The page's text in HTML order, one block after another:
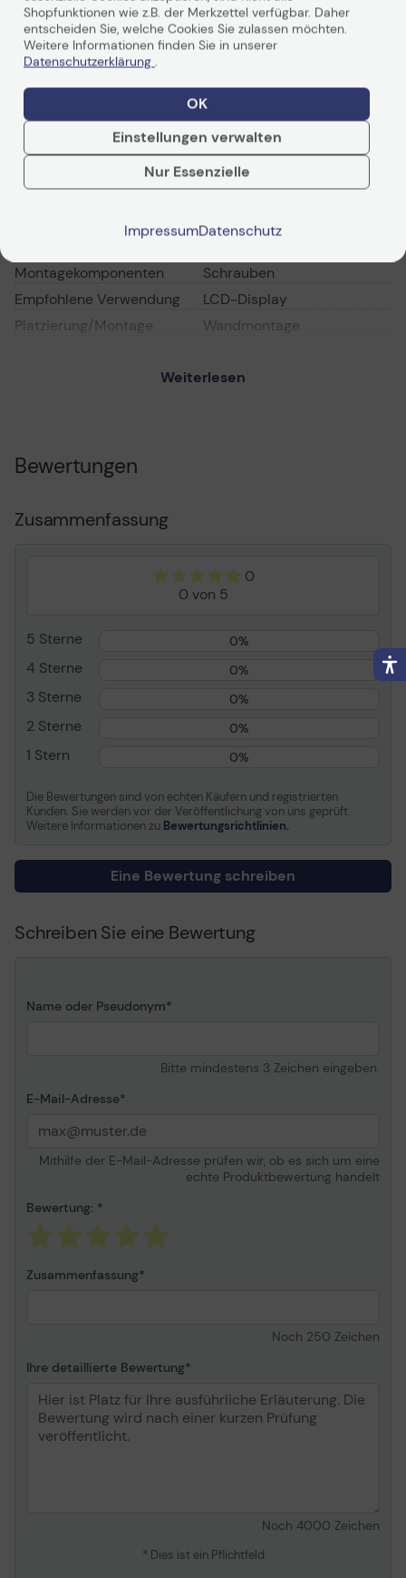
Technische Daten
PDF-Datenblatt
Montagekomponenten
Schrauben
Empfohlene Verwendung
LCD-Display
Platzierung/Montage
Wandmontage
66-139.7 cm (26"-55")
Informationen zur Kompatibilität
Weiterlesen
Bewertungen
Zusammenfassung
0
0 von 5
5 Sterne 0%
4 Sterne 0%
3 Sterne 0%
2 Sterne 0%
1 Stern 0%
Die Bewertungen sind von echten Käufern und registrierten
Kunden. Sie werden vor der Veröffentlichung von uns geprüft.
Weitere Informationen zu Bewertungsrichtlinien.
Eine Bewertung schreiben
Schreiben Sie eine Bewertung
Name oder Pseudonym
Bitte mindestens 3 Zeichen eingeben.
E-Mail-Adresse
Mithilfe der E-Mail-Adresse prüfen wir, ob es sich um eine
echte Produktbewertung handelt
Bewertung:
Zusammenfassung
Noch 250 Zeichen
Ihre detaillierte Bewertung
Noch 4000 Zeichen
* Dies ist ein Pflichtfeld
Shopfunktionen wie z.B. der Merkzettel verfügbar. Daher
entscheiden Sie, welche Cookies Sie zulassen möchten.
Weitere Informationen finden Sie in unserer
Datenschutzerklärung .
OK
Einstellungen verwalten
Nur Essenzielle
ImpressumDatenschutz